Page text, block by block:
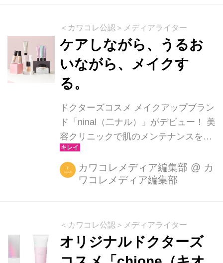
＜カワコレ公認＞メディアライター
ケアしながら、うるお
いながら、メイクす
る。
ドクターズコスメ メイクアップブラン
ド「ninal（二ナル）」がデビュー！ 美
容クリニックで肌のメンテナンスをし
た後*でも、ケアしながら使用できるベ
ースメイクアップシリーズが誕生しま
した。メイクは肌への負担があっても
信を与え、安心してメイクを楽しめる
製品をお届けします。 Concept なりた
いわたし二ナル ninal’s Policy ケアしな
カワコレメディア編集部 @ カ
ワコレメディア編集部
＜カワコレ公認＞メディアライター
オリジナルドクターズ